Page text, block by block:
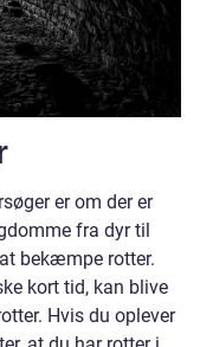
er om der er
fra dyr til
bekæmpe rotter.
kort tid, kan blive
Hvis du oplever